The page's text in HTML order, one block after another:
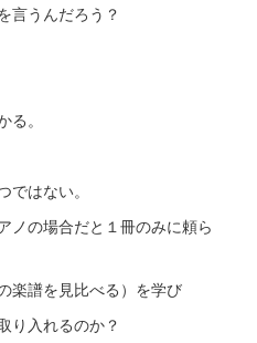
言うんだろう？
。
はない。
ノの場合だと１冊のみに頼ら
楽譜を見比べる）を学び
り入れるのか？